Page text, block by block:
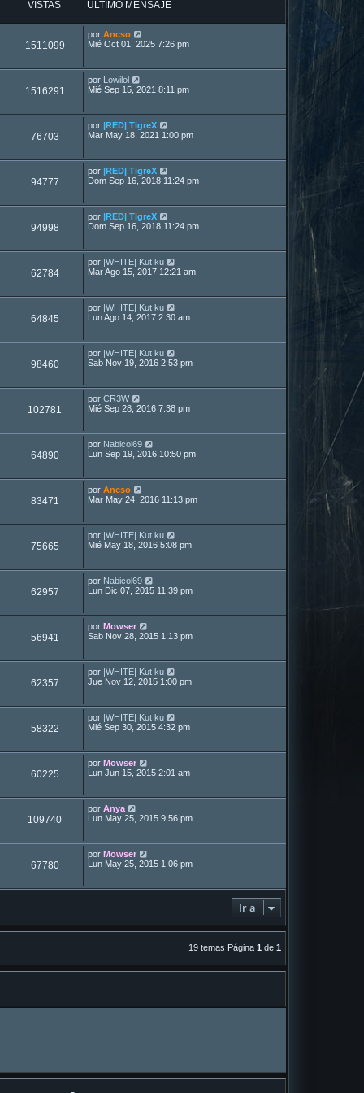
VISTAS ÚLTIMO MENSAJE
1511099
por Ancso
Mié Oct 01, 2025 7:26 pm
1516291
por
Lowilol
Mié Sep 15, 2021 8:11 pm
76703
por
|RED| TigreX
Mar May 18, 2021 1:00 pm
94777
por
|RED| TigreX
Dom Sep 16, 2018 11:24 pm
94998
por
|RED| TigreX
Dom Sep 16, 2018 11:24 pm
62784
por |WHITE| Kut ku
Mar Ago 15, 2017 12:21 am
64845
por |WHITE| Kut ku
Lun Ago 14, 2017 2:30 am
98460
por |WHITE| Kut ku
Sab Nov 19, 2016 2:53 pm
102781
por CR3W
Mié Sep 28, 2016 7:38 pm
64890
por Nabicol69
Lun Sep 19, 2016 10:50 pm
83471
por Ancso
Mar May 24, 2016 11:13 pm
75665
por |WHITE| Kut ku
Mié May 18, 2016 5:08 pm
62957
por Nabicol69
Lun Dic 07, 2015 11:39 pm
56941
por Mowser
Sab Nov 28, 2015 1:13 pm
62357
por |WHITE| Kut ku
Jue Nov 12, 2015 1:00 pm
58322
por |WHITE| Kut ku
Mié Sep 30, 2015 4:32 pm
60225
por Mowser
Lun Jun 15, 2015 2:01 am
109740
por Anya
Lun May 25, 2015 9:56 pm
67780
por Mowser
Lun May 25, 2015 1:06 pm
Ir a
19 temas Página 1 de 1